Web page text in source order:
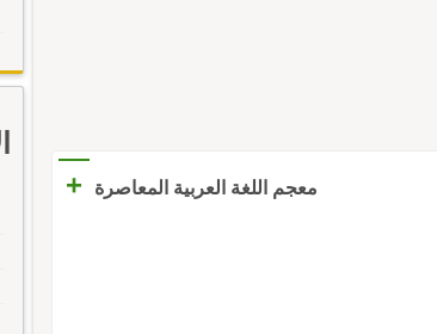
معجم اللغة العربية المعاصرة +